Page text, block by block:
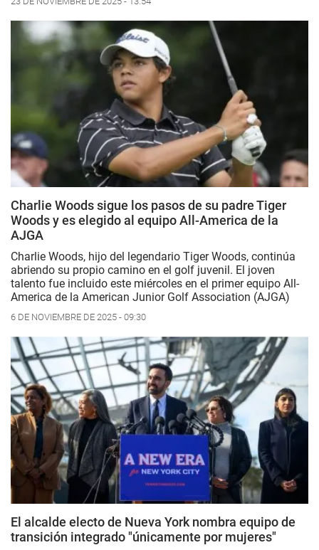
Charlie Woods sigue los pasos de su padre Tiger
Woods y es elegido al equipo All-America de la
AJGA
Charlie Woods, hijo del legendario Tiger Woods, continúa
abriendo su propio camino en el golf juvenil. El joven
talento fue incluido este miércoles en el primer equipo All-
America de la American Junior Golf Association (AJGA)
6 DE NOVIEMBRE DE 2025 - 09:30
El alcalde electo de Nueva York nombra equipo de
transición integrado "únicamente por mujeres"